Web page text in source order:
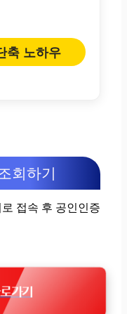
축 노하우
회하기
접속 후 공인인증
가기